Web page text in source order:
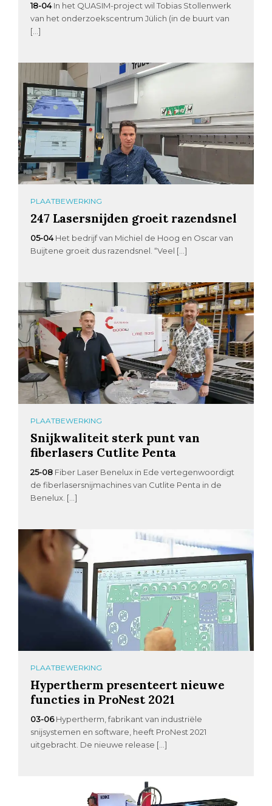
18-04 In het QUASIM-project wil Tobias Stollenwerk
van het onderzoekscentrum Jülich (in de buurt van
[…]
PLAATBEWERKING
247 Lasersnijden groeit razendsnel
05-04 Het bedrijf van Michiel de Hoog en Oscar van
Buijtene groeit dus razendsnel. “Veel […]
PLAATBEWERKING
Snijkwaliteit sterk punt van
fiberlasers Cutlite Penta
25-08 Fiber Laser Benelux in Ede vertegenwoordigt
de fiberlasersnijmachines van Cutlite Penta in de
Benelux. […]
PLAATBEWERKING
Hypertherm presenteert nieuwe
functies in ProNest 2021
03-06 Hypertherm, fabrikant van industriële
snijsystemen en software, heeft ProNest 2021
uitgebracht. De nieuwe release […]